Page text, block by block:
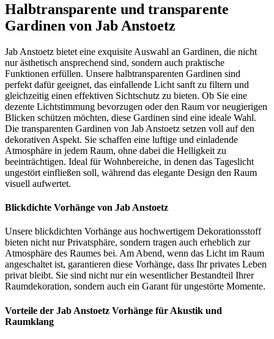
Halbtransparente und transparente
Gardinen von Jab Anstoetz
Jab Anstoetz bietet eine exquisite Auswahl an Gardinen, die nicht
nur ästhetisch ansprechend sind, sondern auch praktische
Funktionen erfüllen. Unsere halbtransparenten Gardinen sind
perfekt dafür geeignet, das einfallende Licht sanft zu filtern und
gleichzeitig einen effektiven Sichtschutz zu bieten. Ob Sie eine
dezente Lichtstimmung bevorzugen oder den Raum vor neugierigen
Blicken schützen möchten, diese Gardinen sind eine ideale Wahl.
Die transparenten Gardinen von Jab Anstoetz setzen voll auf den
dekorativen Aspekt. Sie schaffen eine luftige und einladende
Atmosphäre in jedem Raum, ohne dabei die Helligkeit zu
beeinträchtigen. Ideal für Wohnbereiche, in denen das Tageslicht
ungestört einfließen soll, während das elegante Design den Raum
visuell aufwertet.
Blickdichte Vorhänge von Jab Anstoetz
Unsere blickdichten Vorhänge aus hochwertigem Dekorationsstoff
bieten nicht nur Privatsphäre, sondern tragen auch erheblich zur
Atmosphäre des Raumes bei. Am Abend, wenn das Licht im Raum
angeschaltet ist, garantieren diese Vorhänge, dass Ihr privates Leben
privat bleibt. Sie sind nicht nur ein wesentlicher Bestandteil Ihrer
Raumdekoration, sondern auch ein Garant für ungestörte Momente.
Vorteile der Jab Anstoetz Vorhänge für Akustik und
Raumklang